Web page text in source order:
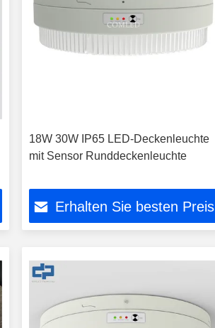
18W 30W IP65 LED-Deckenleuchte
mit Sensor Runddeckenleuchte
Erhalten Sie besten Preis